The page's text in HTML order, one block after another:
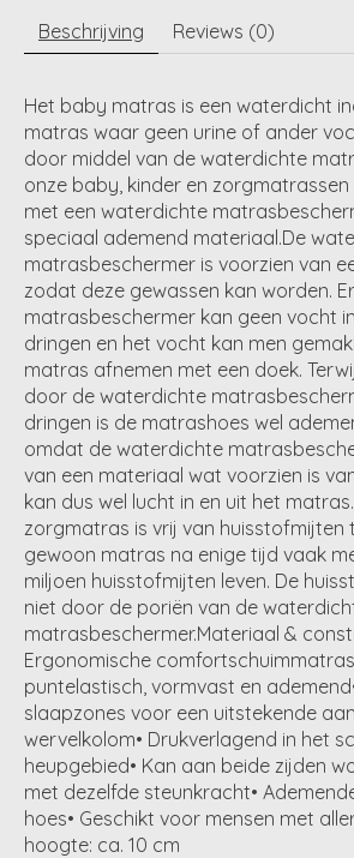
Beschrijving Reviews (0)
Het baby matras is een waterdicht
matras waar geen urine of ander
door middel van de waterdichte
onze baby, kinder en
met een waterdichte
speciaal ademend materiaal.De
matrasbeschermer is voorzien van
zodat deze gewassen kan worden.
matrasbeschermer kan geen vocht
dringen en het vocht kan men
matras afnemen met een doek.
door de waterdichte
dringen is de matrashoes wel
omdat de waterdichte
van een materiaal wat voorzien is
kan dus wel lucht in en uit het
zorgmatras is vrij van huisstofmijten
gewoon matras na enige tijd vaak
miljoen huisstofmijten leven. De
niet door de poriën van de
matrasbeschermer.Materiaal &
Ergonomische
puntelastisch, vormvast en
slaapzones voor een uitstekende
wervelkolom• Drukverlagend in het
heupgebied• Kan aan beide zijden
met dezelfde steunkracht•
hoes• Geschikt voor mensen met
hoogte: ca. 10 cm